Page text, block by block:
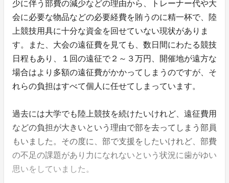
少に伴う部費の減少などの理由から、トレーナー代や大
会に必要な物品などの必要経費を賄うのに精一杯で、陸
上競技用具に十分な資金を回せていない現状がありま
す。また、大会の遠征費を見ても、数日間にわたる競技
日程もあり、１回の遠征で２～３万円、開催地が遠方な
場合はより多額の遠征費がかかってしまうのですが、そ
れらの負担はすべて個人に任せてしまっています。
過去には大学でも陸上競技を続けたいけれど、遠征費用
などの負担が大きいという理由で部を去ってしまう部員
もいました。その度に、部で支援をしたいけれど、部費
の不足の課題があり力になれないという状況に歯がゆい
思いをしていました。